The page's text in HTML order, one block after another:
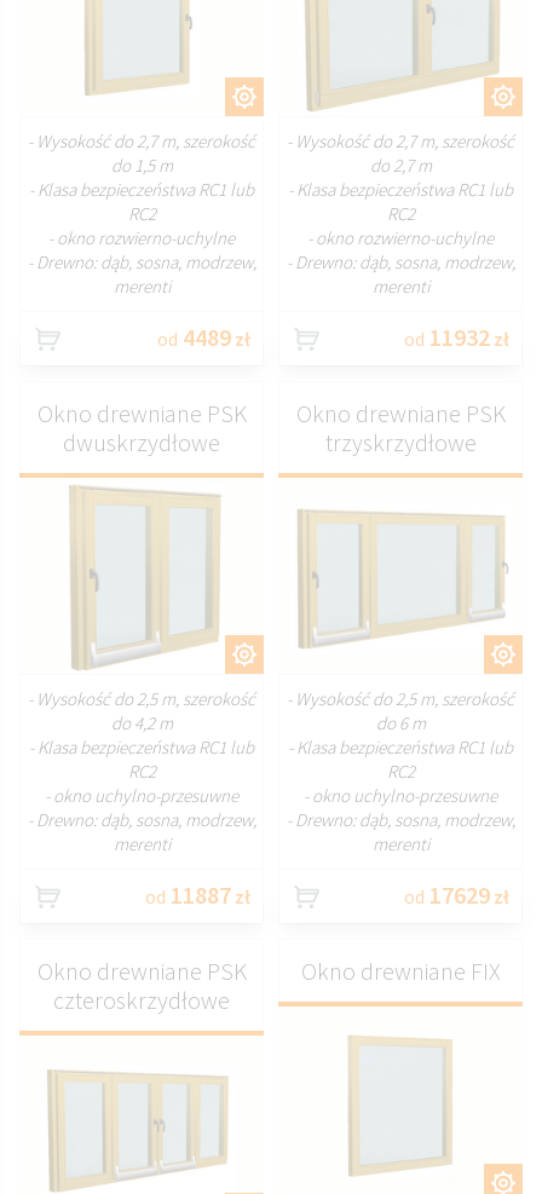
- Wysokość do 2,7 m, szerokość
do 1,5 m
- Klasa bezpieczeństwa RC1 lub
RC2
- okno rozwierno-uchylne
- Drewno: dąb, sosna, modrzew,
merenti
od 4489 zł
DOSTOSUJ
- Wysokość do 2,7 m, szerokość
do 2,7 m
- Klasa bezpieczeństwa RC1 lub
RC2
- okno rozwierno-uchylne
- Drewno: dąb, sosna, modrzew,
merenti
od 11932 zł
DOSTOSUJ
Okno drewniane PSK
dwuskrzydłowe
- Wysokość do 2,5 m, szerokość
do 4,2 m
- Klasa bezpieczeństwa RC1 lub
RC2
- okno uchylno-przesuwne
- Drewno: dąb, sosna, modrzew,
merenti
od 11887 zł
Okno drewniane PSK
trzyskrzydłowe
- Wysokość do 2,5 m, szerokość
do 6 m
- Klasa bezpieczeństwa RC1 lub
RC2
- okno uchylno-przesuwne
- Drewno: dąb, sosna, modrzew,
merenti
od 17629 zł
Okno drewniane PSK
czteroskrzydłowe
Okno drewniane FIX